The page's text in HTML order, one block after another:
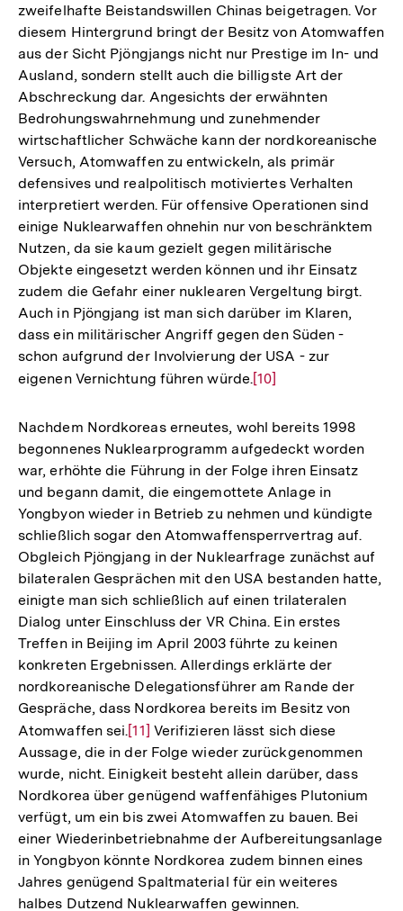
zweifelhafte Beistandswillen Chinas beigetragen. Vor
diesem Hintergrund bringt der Besitz von Atomwaffen
aus der Sicht Pjöngjangs nicht nur Prestige im In- und
Ausland, sondern stellt auch die billigste Art der
Abschreckung dar. Angesichts der erwähnten
Bedrohungswahrnehmung und zunehmender
wirtschaftlicher Schwäche kann der nordkoreanische
Versuch, Atomwaffen zu entwickeln, als primär
defensives und realpolitisch motiviertes Verhalten
interpretiert werden. Für offensive Operationen sind
einige Nuklearwaffen ohnehin nur von beschränktem
Nutzen, da sie kaum gezielt gegen militärische
Objekte eingesetzt werden können und ihr Einsatz
zudem die Gefahr einer nuklearen Vergeltung birgt.
Auch in Pjöngjang ist man sich darüber im Klaren,
dass ein militärischer Angriff gegen den Süden -
schon aufgrund der Involvierung der USA - zur
eigenen Vernichtung führen würde.Zur
der
Fußnote
[10]
Nachdem Nordkoreas erneutes, wohl bereits 1998
begonnenes Nuklearprogramm aufgedeckt worden
war, erhöhte die Führung in der Folge ihren Einsatz
und begann damit, die eingemottete Anlage in
Yongbyon wieder in Betrieb zu nehmen und kündigte
schließlich sogar den Atomwaffensperrvertrag auf.
Obgleich Pjöngjang in der Nuklearfrage zunächst auf
bilateralen Gesprächen mit den USA bestanden hatte,
einigte man sich schließlich auf einen trilateralen
Dialog unter Einschluss der VR China. Ein erstes
Treffen in Beijing im April 2003 führte zu keinen
konkreten Ergebnissen. Allerdings erklärte der
nordkoreanische Delegationsführer am Rande der
Gespräche, dass Nordkorea bereits im Besitz von
Atomwaffen sei.Zur
Auflösung
der
Fußnote
[11] Verifizieren lässt sich diese
Aussage, die in der Folge wieder zurückgenommen
wurde, nicht. Einigkeit besteht allein darüber, dass
Nordkorea über genügend waffenfähiges Plutonium
verfügt, um ein bis zwei Atomwaffen zu bauen. Bei
einer Wiederinbetriebnahme der Aufbereitungsanlage
in Yongbyon könnte Nordkorea zudem binnen eines
Jahres genügend Spaltmaterial für ein weiteres
halbes Dutzend Nuklearwaffen gewinnen.